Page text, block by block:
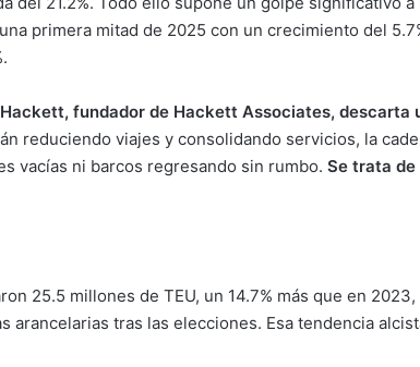
primera mitad de 2025 con un crecimiento del
fundador de Hackett Associates, descarta
reduciendo viajes y consolidando servicios, la
vacías ni barcos regresando sin rumbo. Se trata de
25.5 millones de TEU, un 14.7% más que en 2023,
arancelarias tras las elecciones. Esa tendencia